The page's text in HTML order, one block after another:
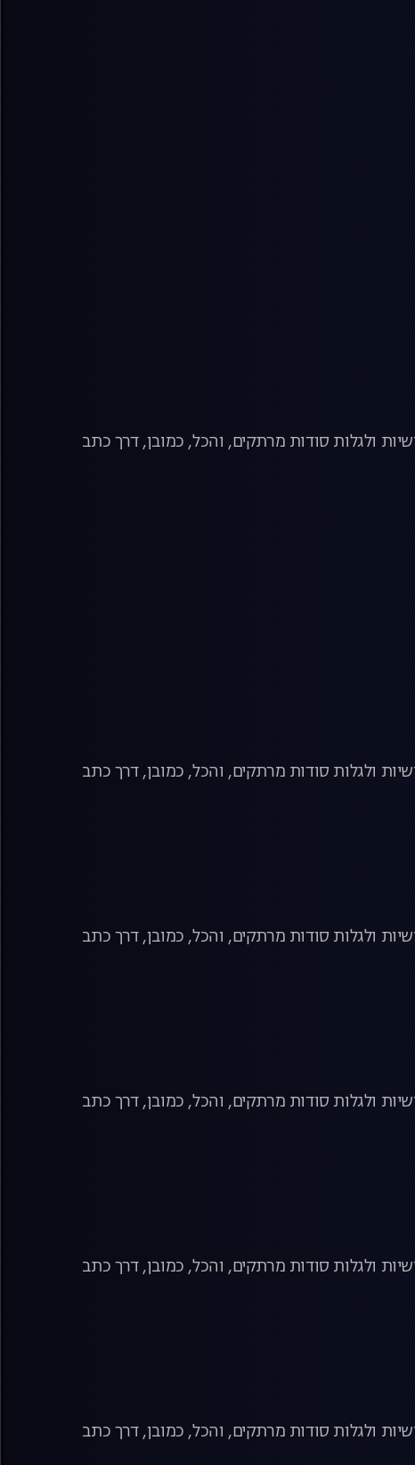
ולגלות סודות מרתקים, והכל, כמובן, דרך כתב
ולגלות סודות מרתקים, והכל, כמובן, דרך כתב
ולגלות סודות מרתקים, והכל, כמובן, דרך כתב
ולגלות סודות מרתקים, והכל, כמובן, דרך כתב
ולגלות סודות מרתקים, והכל, כמובן, דרך כתב
ולגלות סודות מרתקים, והכל, כמובן, דרך כתב